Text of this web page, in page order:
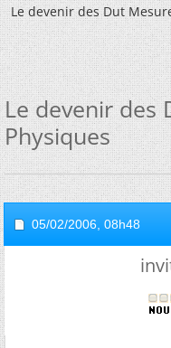
Le devenir des Dut
Le devenir des
Physiques
05/02/2006, 08h48